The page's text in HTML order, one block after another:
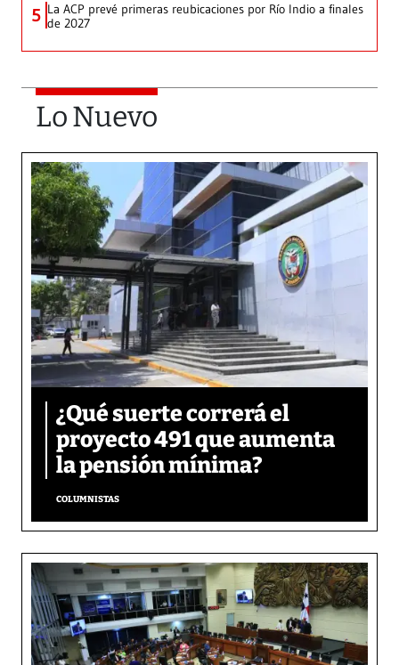
5 La ACP prevé primeras reubicaciones por Río Indio a finales
de 2027
Lo Nuevo
¿Qué suerte correrá el
proyecto 491 que aumenta
la pensión mínima?
COLUMNISTAS